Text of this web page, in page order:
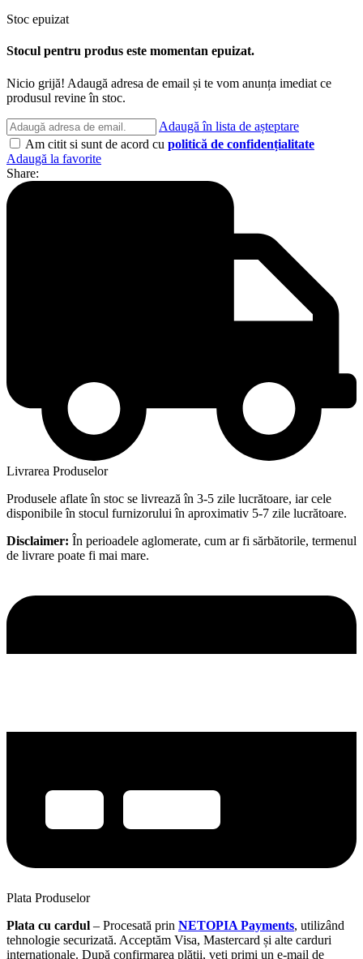
Stoc epuizat
Stocul pentru produs este momentan epuizat.
Nicio grijă! Adaugă adresa de email și te vom anunța imediat ce
produsul revine în stoc.
Adaugă în lista de așteptare
Am citit si sunt de acord cu politică de confidențialitate
Adaugă la favorite
Share:
Livrarea Produselor
Produsele aflate în stoc se livrează în 3-5 zile lucrătoare, iar cele
disponibile în stocul furnizorului în aproximativ 5-7 zile lucrătoare.
Disclaimer: În perioadele aglomerate, cum ar fi sărbătorile, termenul
de livrare poate fi mai mare.
Plata Produselor
Plata cu cardul – Procesată prin NETOPIA Payments, utilizând
tehnologie securizată. Acceptăm Visa, Mastercard și alte carduri
internaționale. După confirmarea plății, veți primi un e-mail de